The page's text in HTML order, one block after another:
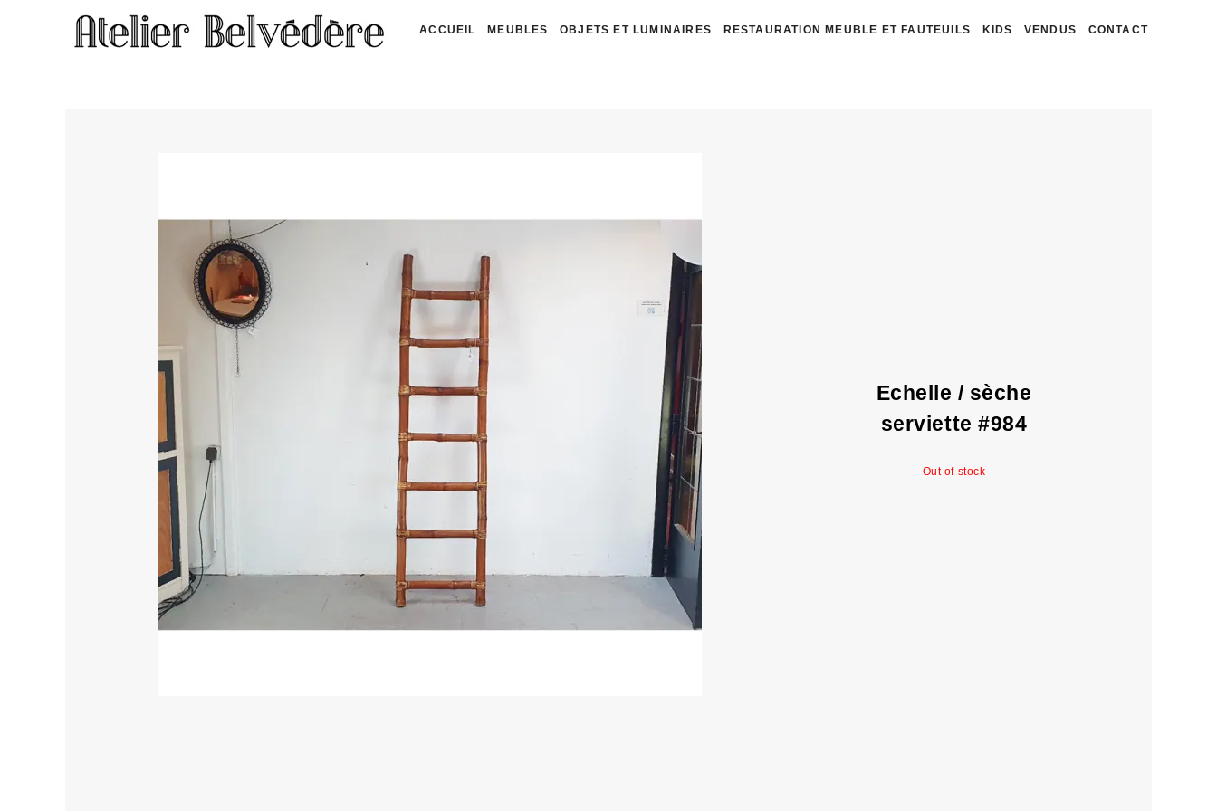
ACCUEIL MEUBLES OBJETS ET LUMINAIRES RESTAURATION MEUBLE ET FAUTEUILS KIDS VENDUS CONTACT
Objets et luminaires/ Echelle / sèche serviette #984
Echelle / sèche
serviette #984
Out of stock